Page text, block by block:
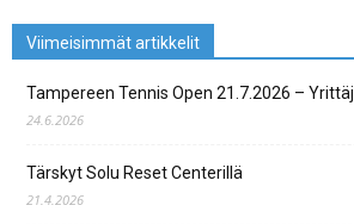
Viimeisimmät artikkelit
Tampereen Tennis Open 21.7.2026 –
24.6.2026
Tärskyt Solu Reset Centerillä
21.4.2026